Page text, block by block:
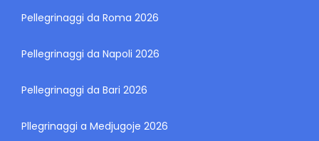
Pellegrinaggi da Roma 2026
Pellegrinaggi da Napoli 2026
Pellegrinaggi da Bari 2026
Pllegrinaggi a Medjugoje 2026